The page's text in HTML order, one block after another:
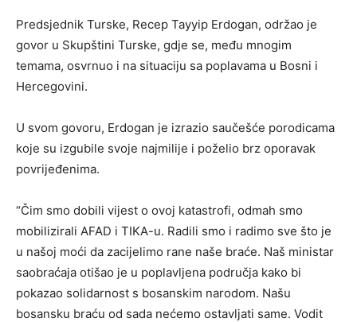
Predsjednik Turske, Recep Tayyip Erdogan, održao je
govor u Skupštini Turske, gdje se, među mnogim
temama, osvrnuo i na situaciju sa poplavama u Bosni i
Hercegovini.
U svom govoru, Erdogan je izrazio saučešće porodicama
koje su izgubile svoje najmilije i poželio brz oporavak
povrijeđenima.
“Čim smo dobili vijest o ovoj katastrofi, odmah smo
mobilizirali AFAD i TIKA-u. Radili smo i radimo sve što je
u našoj moći da zacijelimo rane naše braće. Naš ministar
saobraćaja otišao je u poplavljena područja kako bi
pokazao solidarnost s bosanskim narodom. Našu
bosansku braću od sada nećemo ostavljati same. Vodit